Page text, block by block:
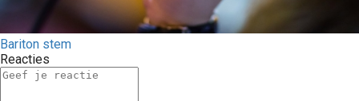
Bariton stem
Reacties